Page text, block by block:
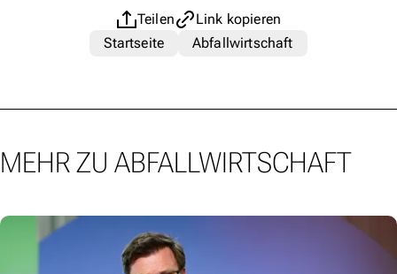
Teilen
Link kopieren
Startseite
Abfallwirtschaft
MEHR ZU ABFALLWIRTSCHAFT